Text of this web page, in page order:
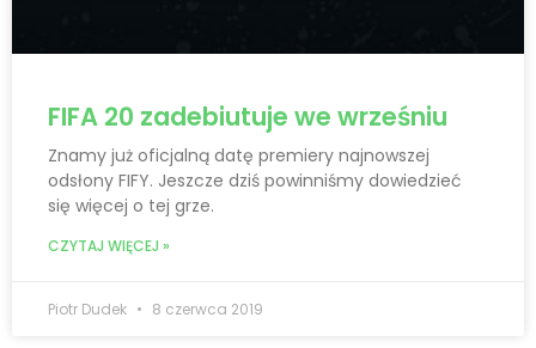
FIFA 20 zadebiutuje we wrześniu
Znamy już oficjalną datę premiery najnowszej
odsłony FIFY. Jeszcze dziś powinniśmy dowiedzieć
się więcej o tej grze.
CZYTAJ WIĘCEJ »
Piotr Dudek 8 czerwca 2019